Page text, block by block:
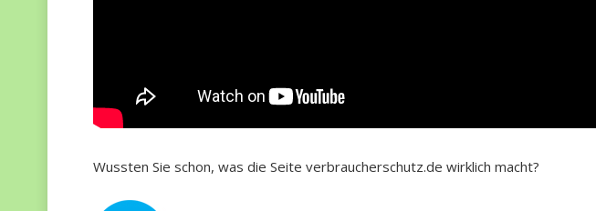
Wussten Sie schon, was die Seite verbraucherschutz.de wirklich macht?